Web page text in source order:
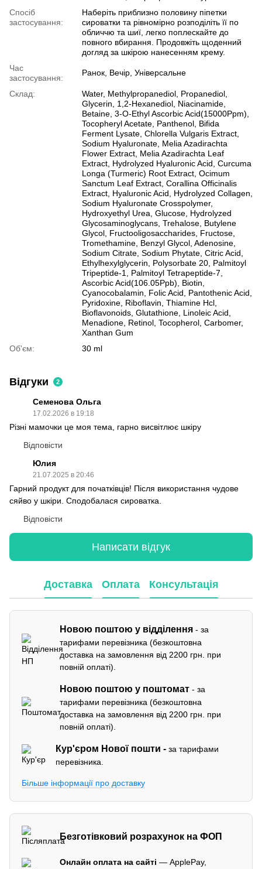
Спосіб
застосування:
Наберіть приблизно половину піпетки
сироватки та рівномірно розподіліть її по
обличчю та шиї, легко поплескайте до
повного вбирання. Продовжіть щоденний
догляд за шкірою нанесенням крему.
Час
застосування:
Ранок, Вечір, Універсальне
Склад:
Water, Methylpropanediol, Propanediol,
Glycerin, 1,2-Hexanediol, Niacinamide,
Betaine, 3-O-Ethyl Ascorbic Acid(15000Ppm),
Tocopheryl Acetate, Panthenol, Bifida
Ferment Lysate, Chlorella Vulgaris Extract,
Sodium Hyaluronate, Melia Azadirachta
Flower Extract, Melia Azadirachta Leaf
Extract, Hydrolyzed Hyaluronic Acid, Curcuma
Longa (Turmeric) Root Extract, Ocimum
Sanctum Leaf Extract, Corallina Officinalis
Extract, Hyaluronic Acid, Hydrolyzed Collagen,
Sodium Hyaluronate Crosspolymer,
Hydroxyethyl Urea, Glucose, Hydrolyzed
Glycosaminoglycans, Trehalose, Butylene
Glycol, Fructooligosaccharides, Fructose,
Tromethamine, Benzyl Glycol, Adenosine,
Sodium Citrate, Sodium Phytate, Citric Acid,
Ethylhexylglycerin, Polysorbate 20, Palmitoyl
Tripeptide-1, Palmitoyl Tetrapeptide-7,
Ascorbic Acid(106.05Ppb), Biotin,
Cyanocobalamin, Folic Acid, Pantothenic Acid,
Pyridoxine, Riboflavin, Thiamine Hcl,
Bioflavonoids, Glutathione, Linoleic Acid,
Menadione, Retinol, Tocopherol, Carbomer,
Xanthan Gum
Об'єм:
30 ml
Відгуки 2
Семенова Ольга
17.02.2026 в 19:18
Різні мамочки це моя тема, гарно висвітлює шкіру
Відповісти
Юлия
21.07.2025 в 20:46
Гарний продукт для початківців! Після використання чудове
сяйво у шкіри. Сподобалася сироватка.
Відповісти
Написати відгук
Доставка Оплата Консультація
Новою поштою у відділення - за
тарифами перевізника (безкоштовна
доставка на замовлення від 2200 грн. при
повній оплаті).
Новою поштою у поштомат - за
тарифами перевізника (безкоштовна
доставка на замовлення від 2200 грн. при
повній оплаті).
Кур'єром Нової пошти -за тарифами
перевізника.
Більше інформації про доставку
Безготівковий розрахунок на ФОП
Онлайн оплата на сайті — ApplePay,